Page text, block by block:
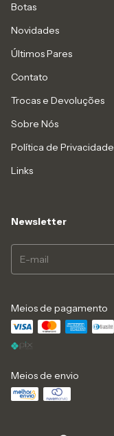
Botas
Novidades
Últimos Pares
Contato
Trocas e Devoluções
Sobre Nós
Política de Privacidade
Links
Newsletter
Meios de pagamento
Meios de envio